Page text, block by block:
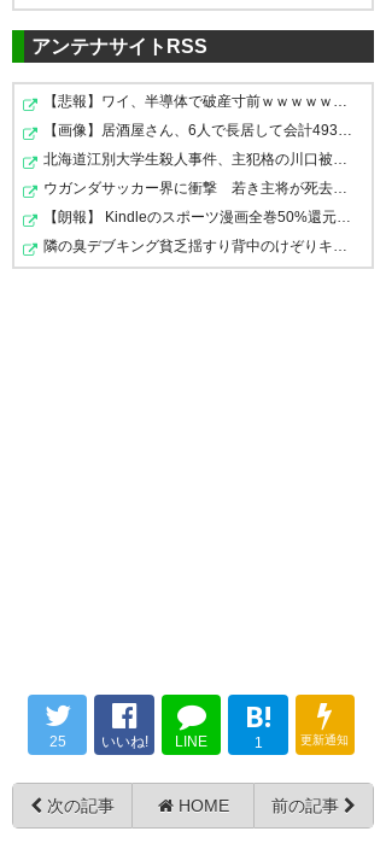
これで腰を据えて来季を見据え
られる。残留するのはもちろん
のこと。 横浜ポステコグルー監
督続投へ ルヴァン杯準Ｖ評価
https://t.co/ZiXbRZP7Rj
これは今季1番の朗報！ 元々一
年で完成するシステムでは無い
しね。 アンジェの２年目以降の
— ナミ (7345_net)2018, 10月
30
とりあえずホッとした。 まだま
だ目標は達成してない。もっと
もっと強くなっていくのみ！ 横
と。アンジェにはオファーが来
ているようなので、これから交
渉に入るということでしょう
ね。https://t.co/ww3T2t75lK
3年はやってもらわないと。 そ
ういう契約じゃなかった？ この
サッカーが継続されれば、マリ
ノスでプレーしたいと思う選手
も増えるはず。 #fmarinos #マ
たい。
— Yoshi (ヨシ) (YoshiSLP)2018,
アンテナサイトRSS
25 いいね! LINE
B!
1 更新通知
次の記事 HOME 前の記事